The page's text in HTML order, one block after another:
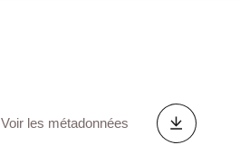
Voir les métadonnées